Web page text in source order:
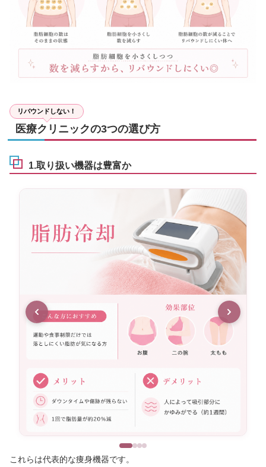
リバウンドしない！
医療クリニックの3つの選び方
1.取り扱い機器は豊富か
これらは代表的な痩身機器です。